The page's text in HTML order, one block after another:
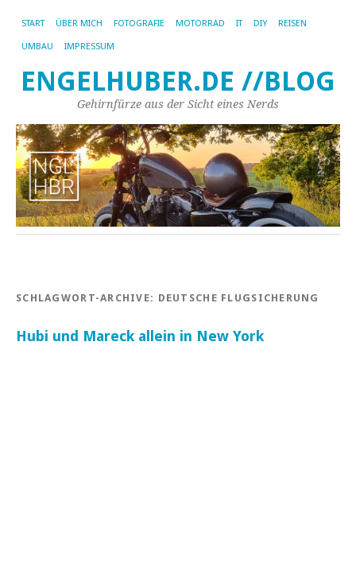
START ÜBER MICH FOTOGRAFIE MOTORRAD IT DIY REISEN
UMBAU IMPRESSUM
ENGELHUBER.DE //BLOG
Gehirnfürze aus der Sicht eines Nerds
SCHLAGWORT-ARCHIVE: DEUTSCHE FLUGSICHERUNG
Hubi und Mareck allein in New York